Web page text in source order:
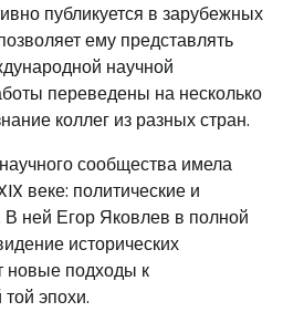
публикуется в зарубежных
ему представлять
научной
переведены на несколько
коллег из разных стран.
сообщества имела
веке: политические и
ней Егор Яковлев в полной
исторических
новые подходы к
эпохи.